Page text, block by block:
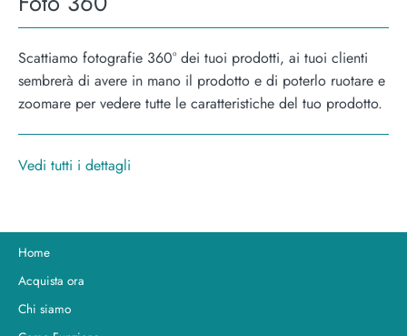
Scattiamo fotografie 360° dei tuoi prodotti, ai tuoi clienti
sembrerà di avere in mano il prodotto e di poterlo ruotare e
zoomare per vedere tutte le caratteristiche del tuo prodotto.
Vedi tutti i dettagli
Home
Acquista ora
Chi siamo